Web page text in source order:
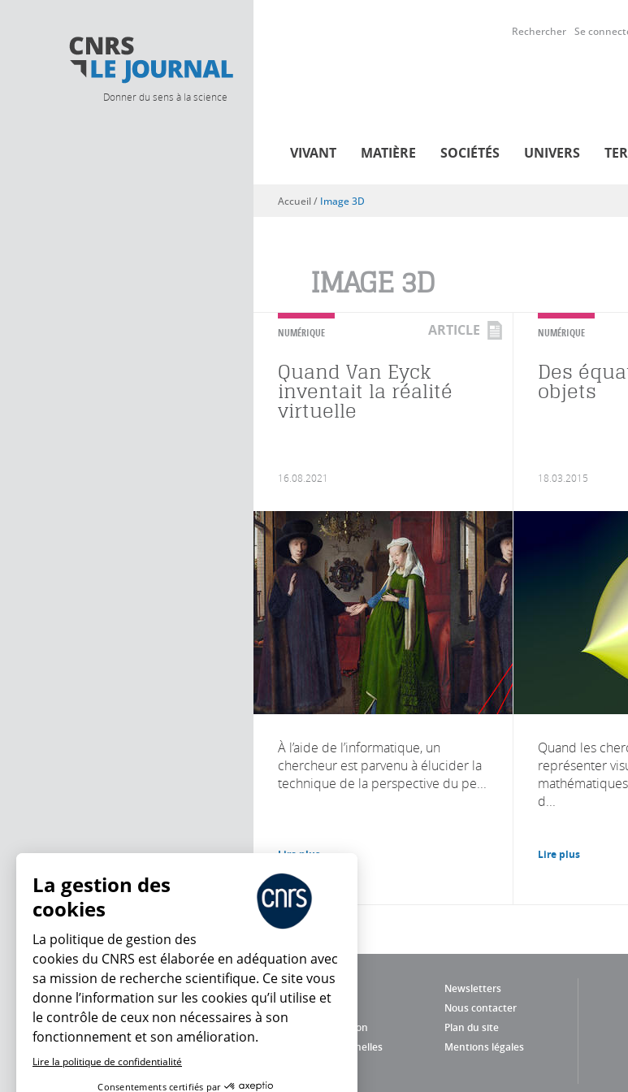
Donner du sens à la science
Rechercher Se
VIVANT MATIÈRE SOCIÉTÉS UNIVERS
Vous êtes ici
Accueil/ Image 3D
IMAGE 3D
NUMÉRIQUE ARTICLE
Quand Van Eyck
inventait la réalité
virtuelle
16.08.2021
À l’aide de l’informatique, un
chercheur est parvenu à élucider la
technique de la perspective du pe...
Lire plus
NUMÉRIQUE
Des
objets
18.03.2015
Quand les
représenter
d...
Lire plus
Newsletters
Nous contacter
Charte d'utilisation
Plan du site
Données personnelles
Mentions légales
En ce moment
La gestion des
cookies
La politique de gestion des
cookies du CNRS est élaborée en adéquation avec
sa mission de recherche scientifique. Ce site vous
donne l’information sur les cookies qu’il utilise et
le contrôle de ceux non nécessaires à son
fonctionnement et son amélioration.
Lire la politique de confidentialité
Consentements certifiés par